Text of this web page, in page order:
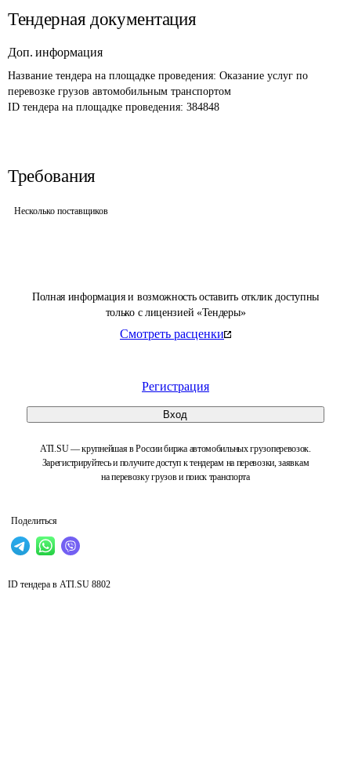
Полная информация и возможность оставить отклик доступны
только с лицензией «Тендеры»
Смотреть расценки
Регистрация
Вход
ATI.SU — крупнейшая в России биржа автомобильных грузоперевозок.
Зарегистрируйтесь и получите доступ к тендерам на перевозки, заявкам
на перевозку грузов и поиск транспорта
Поделиться
Тендерная документация
Доп. информация
Название тендера на площадке проведения: Оказание услуг по
перевозке грузов автомобильным транспортом
ID тендера на площадке проведения: 384848
Требования
Несколько поставщиков
ID тендера в ATI.SU 8802